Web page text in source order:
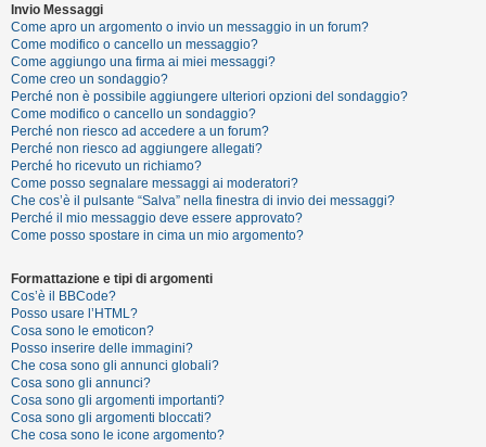
i
s
p
o
s
t
a
r
g
o
m
e
n
t
Invio Messaggi
Come apro un argomento o invio un messaggio in un forum?
Come modifico o cancello un messaggio?
Come aggiungo una firma ai miei messaggi?
Come creo un sondaggio?
Perché non è possibile aggiungere ulteriori opzioni del sondaggio?
Come modifico o cancello un sondaggio?
Perché non riesco ad accedere a un forum?
Perché non riesco ad aggiungere allegati?
Perché ho ricevuto un richiamo?
Come posso segnalare messaggi ai moderatori?
Che cos’è il pulsante “Salva” nella finestra di invio dei messaggi?
Perché il mio messaggio deve essere approvato?
Come posso spostare in cima un mio argomento?
Formattazione e tipi di argomenti
Cos’è il BBCode?
Posso usare l’HTML?
Cosa sono le emoticon?
Posso inserire delle immagini?
Che cosa sono gli annunci globali?
Cosa sono gli annunci?
Cosa sono gli argomenti importanti?
Cosa sono gli argomenti bloccati?
Che cosa sono le icone argomento?